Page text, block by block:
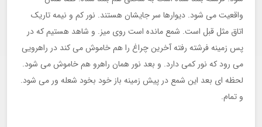
واقعیت می شود. دیوارها سر جایشان هستند. نور کم و نیمه تاریک
اتاق مثل قبل است. شمع مانده است روی میز. و شاهد هستیم که در
پس زمینه فرشته رفته آخرین چراغ را هم خاموش می کند در راهرویی
می رود که نور کمی دارد. و بعد نور همان راهرو هم خاموش می شود.
لحظه ای بعد این شمع در پیش زمینه باز خود بخود شعله ور می شود.
و تمام.